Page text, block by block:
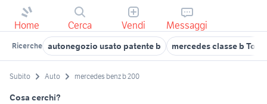
Home Cerca Vendi Messaggi
Ricerche autonegozio usato patente b mercedes classe b
Subito Auto mercedes benz b 200
Cosa cerchi?